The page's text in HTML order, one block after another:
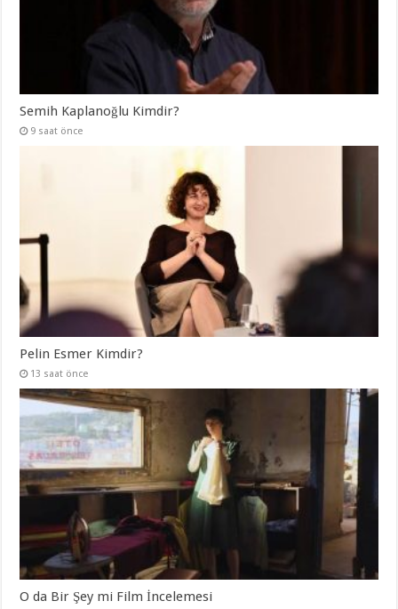
Semih Kaplanoğlu Kimdir?
9 saat önce
Pelin Esmer Kimdir?
13 saat önce
O da Bir Şey mi Film İncelemesi